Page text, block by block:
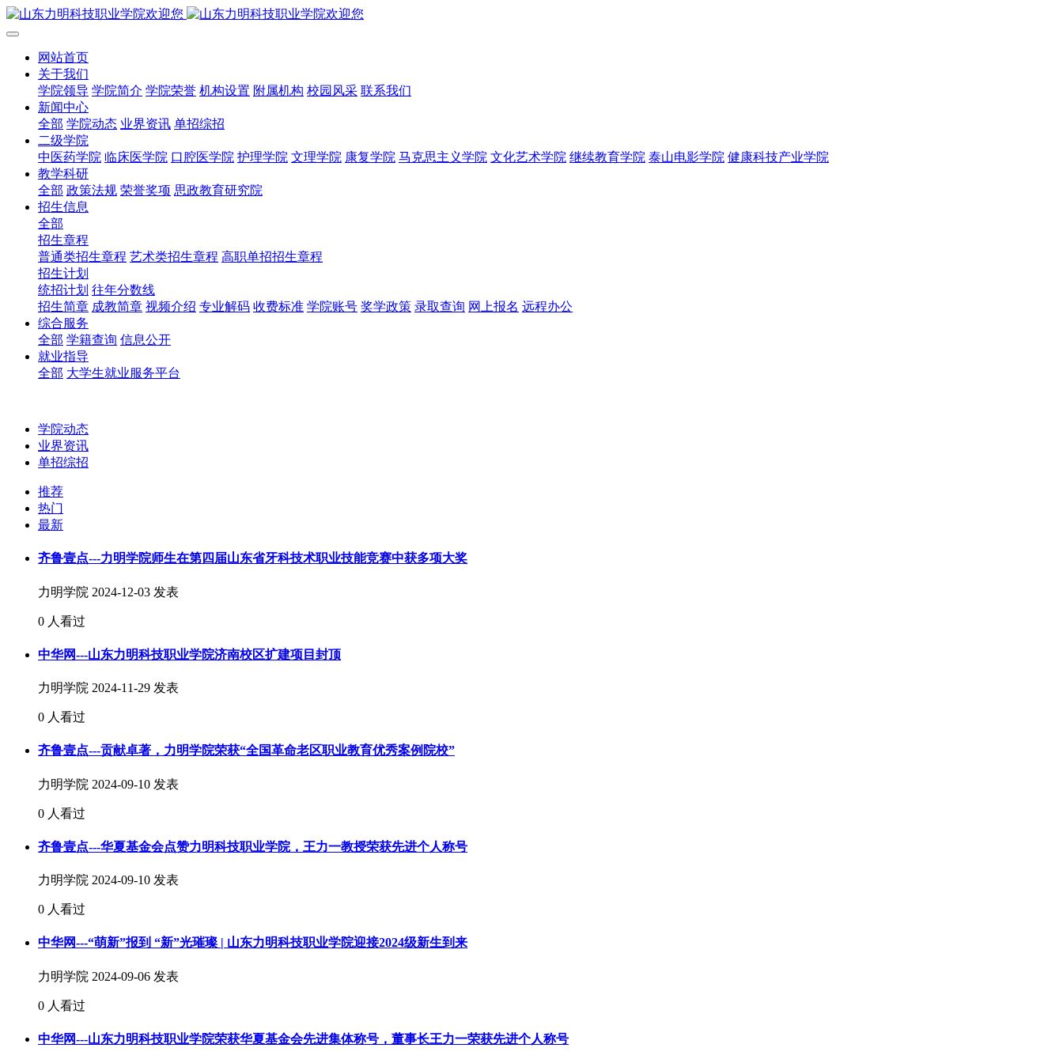
网站首页
关于我们
学院领导 学院简介 学院荣誉 机构设置 附属机构 校园风采 联系我们
新闻中心
全部 学院动态 业界资讯 单招综招
二级学院
中医药学院 临床医学院 口腔医学院 护理学院 文理学院 康复学院 马克思主义学院 文化艺术学院 继续教育学院 泰山电影学院 健康科技产业学院
教学科研
全部 政策法规 荣誉奖项 思政教育研究院
招生信息
全部
招生章程
普通类招生章程 艺术类招生章程 高职单招招生章程
招生计划
统招计划 往年分数线
招生简章 成教简章 视频介绍 专业解码 收费标准 学院账号 奖学政策 录取查询 网上报名 远程办公
综合服务
全部 学籍查询 信息公开
就业指导
全部 大学生就业服务平台
学院动态
业界资讯
单招综招
推荐
热门
最新
齐鲁壹点---力明学院师生在第四届山东省牙科技术职业技能竞赛中获多项大奖
力明学院 2024-12-03 发表
0 人看过
中华网---山东力明科技职业学院济南校区扩建项目封顶
力明学院 2024-11-29 发表
0 人看过
齐鲁壹点---贡献卓著，力明学院荣获“全国革命老区职业教育优秀案例院校”
力明学院 2024-09-10 发表
0 人看过
齐鲁壹点---华夏基金会点赞力明科技职业学院，王力一教授荣获先进个人称号
力明学院 2024-09-10 发表
0 人看过
中华网---“萌新”报到 “新”光璀璨 | 山东力明科技职业学院迎接2024级新生到来
力明学院 2024-09-06 发表
0 人看过
中华网---山东力明科技职业学院荣获华夏基金会先进集体称号，董事长王力一荣获先进个人称号